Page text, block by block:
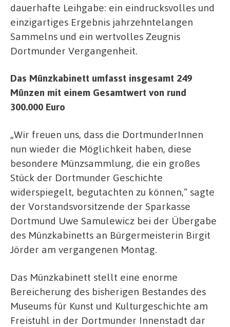
dauerhafte Leihgabe: ein eindrucksvolles und
einzigartiges Ergebnis jahrzehntelangen
Sammelns und ein wertvolles Zeugnis
Dortmunder Vergangenheit.
Das Münzkabinett umfasst insgesamt 249
Münzen mit einem Gesamtwert von rund
300.000 Euro
„Wir freuen uns, dass die DortmunderInnen
nun wieder die Möglichkeit haben, diese
besondere Münzsammlung, die ein großes
Stück der Dortmunder Geschichte
widerspiegelt, begutachten zu können,“ sagte
der Vorstandsvorsitzende der Sparkasse
Dortmund Uwe Samulewicz bei der Übergabe
des Münzkabinetts an Bürgermeisterin Birgit
Jörder am vergangenen Montag.
Das Münzkabinett stellt eine enorme
Bereicherung des bisherigen Bestandes des
Museums für Kunst und Kulturgeschichte am
Freistuhl in der Dortmunder Innenstadt dar